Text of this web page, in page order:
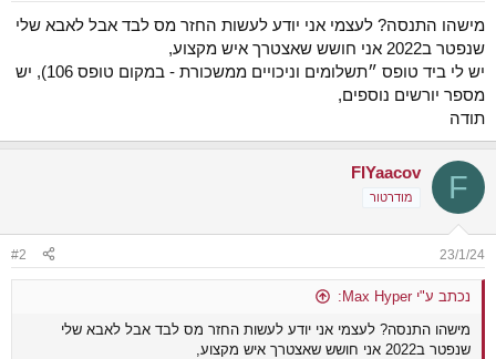
מישהו התנסה? לעצמי אני יודע לעשות החזר מס לבד אבל לאבא שלי
שנפטר ב2022 אני חושש שאצטרך איש מקצוע,
יש לי ביד טופס ״תשלומים וניכויים ממשכורת - במקום טופס 106), יש
מספר יורשים נוספים,
תודה
F
FIYaacov
מודרטור
23/1/24
#2
נכתב ע"י Max Hyper:
מישהו התנסה? לעצמי אני יודע לעשות החזר מס לבד אבל לאבא שלי
שנפטר ב2022 אני חושש שאצטרך איש מקצוע,